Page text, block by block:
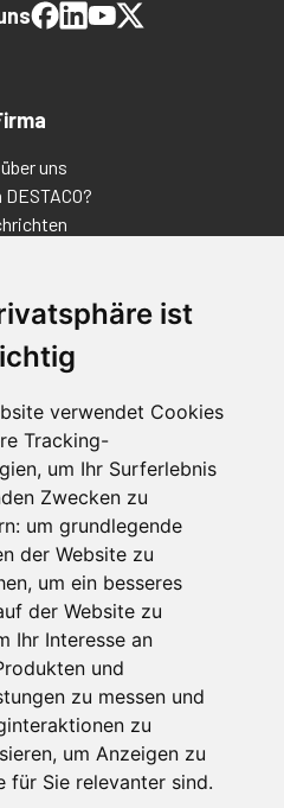
ist
verwendet Cookies
Tracking-
um Ihr Surferlebnis
Zwecken zu
um grundlegende
der Website zu
, um ein besseres
der Website zu
Ihr Interesse an
und
zu messen und
zu
, um Anzeigen zu
für Sie relevanter sind.
uns
Fragen
Bestimmungen
AGBs
Interest
Solutions